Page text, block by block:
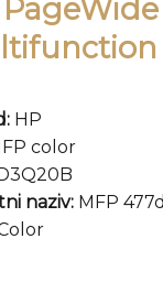
HP
color
naziv: MFP